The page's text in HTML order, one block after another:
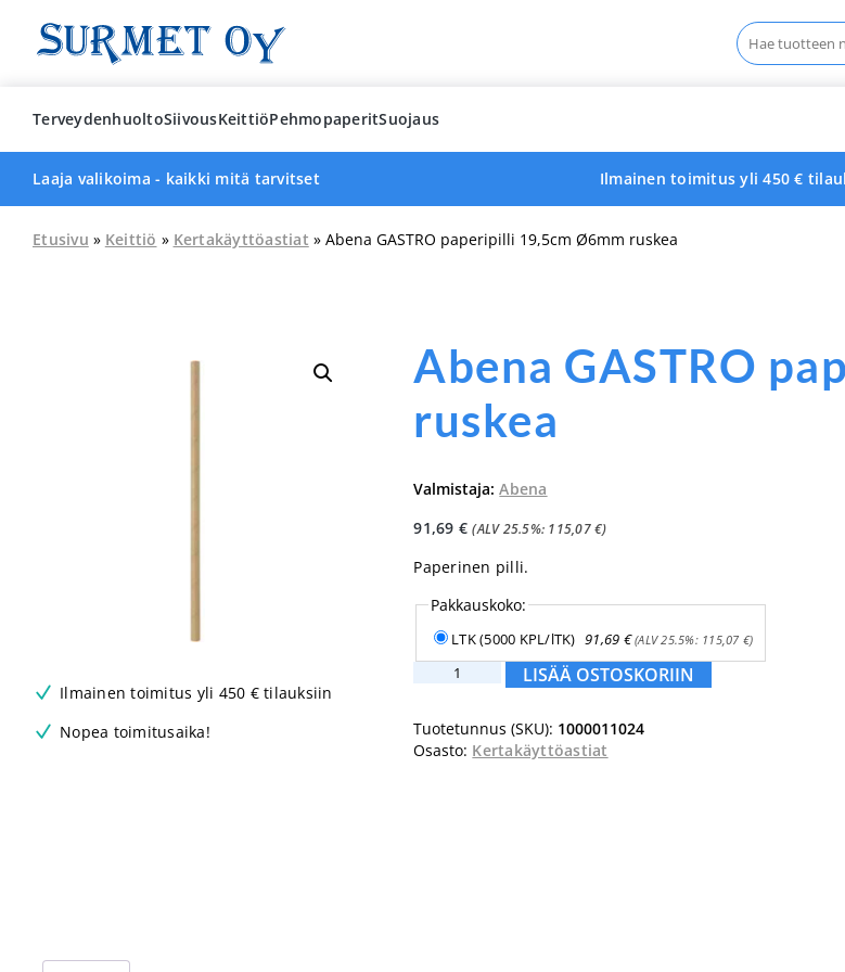
content
Haku:
TerveydenhuoltoSiivousKeittiöPehmopaperitSuojaus
Laaja valikoima - kaikki mitä tarvitset Ilmainen toimitus yli 450 €
Etusivu » Keittiö » Kertakäyttöastiat » Abena GASTRO paperipilli 19,5cm Ø6mm ruskea
Ilmainen toimitus yli 450 € tilauksiin
Nopea toimitusaika!
Abena GASTRO
ruskea
Valmistaja:Abena
91,69 € (ALV 25.5%: 115,07€)
Paperinen pilli.
Pakkauskoko:
LTK (5000 KPL/lTK) 91,69 €(ALV 25.5%: 115,07 €)
Abena
19,5cm
Ø6mm
LISÄÄ OSTOSKORIIN
Tuotetunnus (SKU): 1000011024
Osasto: Kertakäyttöastiat